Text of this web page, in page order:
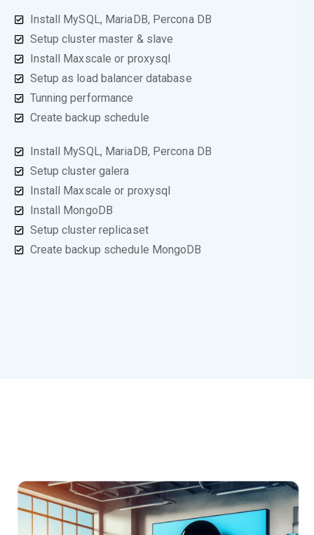
Install MySQL, MariaDB, Percona DB
Setup cluster master & slave
Install Maxscale or proxysql
Setup as load balancer database
Tunning performance
Create backup schedule
Install MySQL, MariaDB, Percona DB
Setup cluster galera
Install Maxscale or proxysql
Install MongoDB
Setup cluster replicaset
Create backup schedule MongoDB